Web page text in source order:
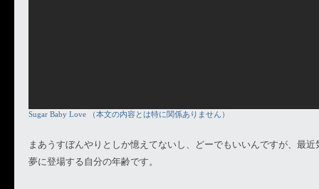
Sugar Baby Love （本文の内容とは特に関係ありません）
まあうすぼんやりとしか憶えてないし、どーでもいいんですが、最
夢に登場する自分の年齢です。